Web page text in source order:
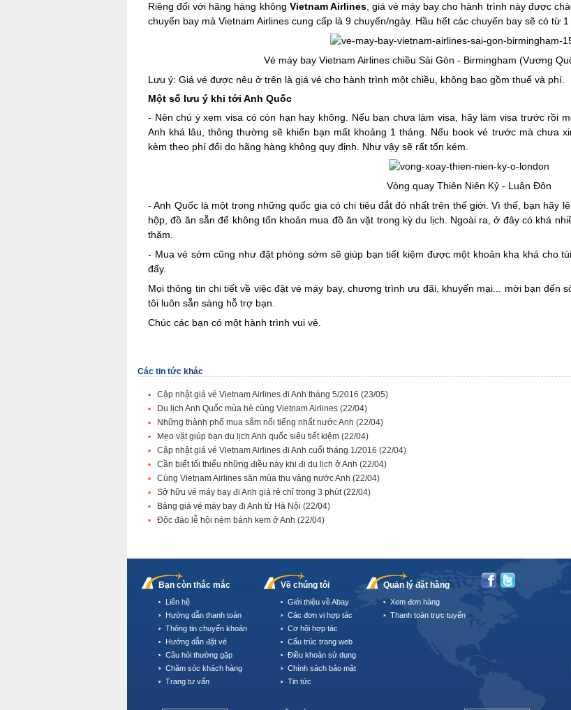
Riêng đối với hãng hàng không Vietnam Airlines, giá vé máy bay cho hành trình này được
chuyến bay mà Vietnam Airlines cung cấp là 9 chuyến/ngày. Hầu hết các chuyến bay sẽ có từ 1
Vé máy bay Vietnam Airlines chiều Sài Gòn - Birmingham (Vương
Lưu ý: Giá vé được nêu ở trên là giá vé cho hành trình một chiều, không bao gồm thuế và phí.
Một số lưu ý khi tới Anh Quốc
- Nên chú ý xem visa có còn hạn hay không. Nếu bạn chưa làm visa, hãy làm visa trước rồi
Anh khá lâu, thông thường sẽ khiến bạn mất khoảng 1 tháng. Nếu book vé trước mà chưa
kèm theo phí đổi do hãng hàng không quy định. Như vậy sẽ rất tốn kém.
Vòng quay Thiên Niên Kỷ - Luân Đôn
- Anh Quốc là một trong những quốc gia có chi tiêu đắt đỏ nhất trên thế giới. Vì thế, bạn hãy
hộp, đồ ăn sẵn để không tốn khoản mua đồ ăn vặt trong kỳ du lịch. Ngoài ra, ở đây có khá
thăm.
- Mua vé sớm cũng như đặt phòng sớm sẽ giúp bạn tiết kiệm được một khoản kha khá cho
đấy.
Mọi thông tin chi tiết về việc đặt vé máy bay, chương trình ưu đãi, khuyến mại... mời bạn đến
tôi luôn sẵn sàng hỗ trợ bạn.
Chúc các bạn có một hành trình vui vẻ.
Các tin tức khác
Cập nhật giá vé Vietnam Airlines đi Anh tháng 5/2016 (23/05)
Du lịch Anh Quốc mùa hè cùng Vietnam Airlines (22/04)
Những thành phố mua sắm nổi tiếng nhất nước Anh (22/04)
Mẹo vặt giúp bạn du lịch Anh quốc siêu tiết kiệm (22/04)
Cập nhật giá vé Vietnam Airlines đi Anh cuối tháng 1/2016 (22/04)
Cần biết tối thiểu những điều này khi đi du lịch ở Anh (22/04)
Cùng Vietnam Airlines săn mùa thu vàng nước Anh (22/04)
Sở hữu vé máy bay đi Anh giá rẻ chỉ trong 3 phút(22/04)
Bảng giá vé máy bay đi Anh từ Hà Nội (22/04)
Độc đáo lễ hội ném bánh kem ở Anh (22/04)
Bạn còn thắc mắc
Liên hệ
Hướng dẫn thanh toán
Thông tin chuyển khoản
Hướng dẫn đặt vé
Câu hỏi thường gặp
Chăm sóc khách hàng
Trang tư vấn
Về chúng tôi
Giới thiệu về Abay
Các đơn vị hợp tác
Cơ hội hợp tác
Cấu trúc trang web
Điều khoản sử dụng
Chính sách bảo mật
Tin tức
Quản lý đặt hàng
Xem đơn hàng
Thanh toán trực tuyến